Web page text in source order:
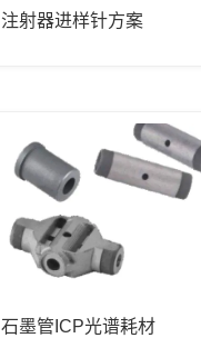
注射器进样针方案
石墨管ICP光谱耗材